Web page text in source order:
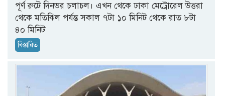
পূর্ণ রুটে দিনভর চলাচল। এখন থেকে ঢাকা মেট্রোরেল উত্তরা
থেকে মতিঝিল পর্যন্ত সকাল ৭টা ১০ মিনিট থেকে রাত ৮টা
৪০ মিনিট
বিস্তারিত